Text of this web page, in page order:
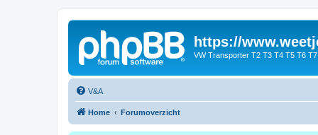
https://
VW Transporter T2 T3 T4 T5 T6
V&A
Home Forumoverzicht